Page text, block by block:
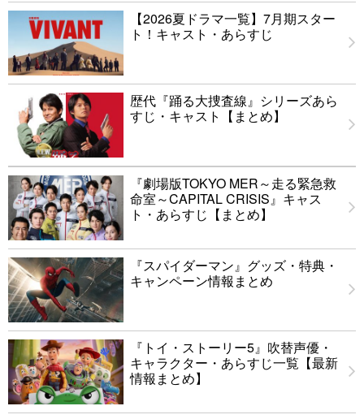
【2026夏ドラマ一覧】7月期スター
ト！キャスト・あらすじ
歴代『踊る大捜査線』シリーズあら
すじ・キャスト【まとめ】
『劇場版TOKYO MER～走る緊急救
命室～CAPITAL CRISIS』キャス
ト・あらすじ【まとめ】
『スパイダーマン』グッズ・特典・
キャンペーン情報まとめ
『トイ・ストーリー5』吹替声優・
キャラクター・あらすじ一覧【最新
情報まとめ】